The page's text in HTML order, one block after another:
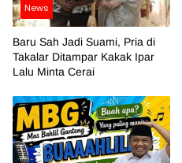
News
Baru Sah Jadi Suami, Pria di
Takalar Ditampar Kakak Ipar
Lalu Minta Cerai